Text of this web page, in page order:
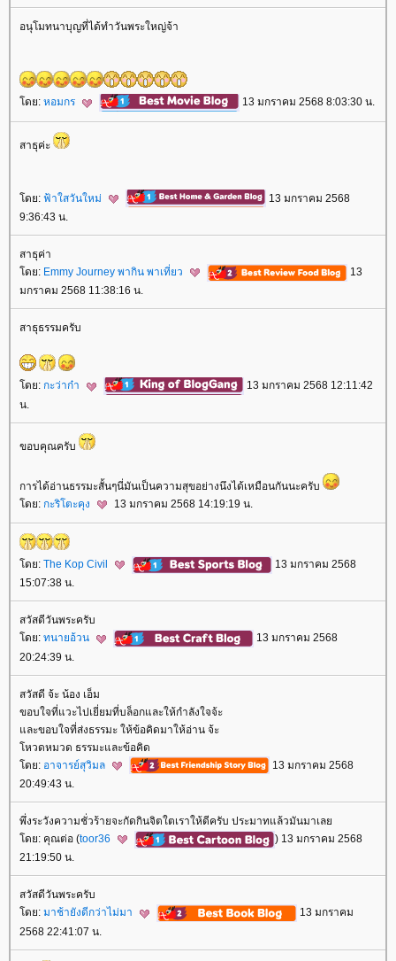
อนุโมทนาบุญที่ได้ทำวันพระใหญ่จ้า
ดย: หอมกร 13 มกราคม 2568 8:03:30 น.
สาธุค่ะ
ดย: ฟ้าใสวันใหม่
13 มกราคม 2568
9:36:43 น.
สาธุค่า
ดย: Emmy Journey พากิน พาเที่ยว
13
มกราคม 2568 11:38:16 น.
สาธุธรรมครับ
ดย: กะว่าก๋า
13 มกราคม 2568 12:11:42
น.
ขอบคุณครับ
การได้อ่านธรรมะสั้นๆนี่มันเป็นความสุขอย่างนึงได้เหมือนกันนะครับ
ดย: กะริโตะคุง 13 มกราคม 2568 14:19:19 น.
ดย: The Kop Civil
13 มกราคม 2568
15:07:38 น.
สวัสดีวันพระครับ
ดย: ทนายอ้วน
13 มกราคม 2568
20:24:39 น.
สวัสดี จ้ะ น้อง เอ็ม
ขอบใจที่แวะไปเยี่ยมที่บล็อกและให้กำลังใจจ้ะ
ละขอบใจที่ส่งธรรมะ ให้ข้อคิดมาให้อ่าน จ้ะ
หวดหมวด ธรรมะและข้อคิด
ดย: อาจารย์สุวิมล
13 มกราคม 2568
20:49:43 น.
พึ่งระวังความชั่วร้ายจะกัดกินจิตใตเราให้ดีครับ ประมาทแล้วมันมาเล
ดย: คุณต่อ (toor36
) 13 มกราคม 2568
21:19:50 น.
สวัสดีวันพระครับ
ดย: มาช้ายังดีกว่าไม่มา
13 มกราคม
2568 22:41:07 น.